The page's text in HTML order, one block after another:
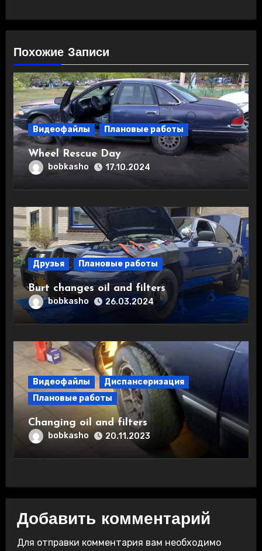
Похожие Записи
Видеофайлы Плановые работы
Wheel Rescue Day
bobkasho 17.10.2024
Друзья Плановые работы
Burt changes oil and filters
bobkasho 26.03.2024
Видеофайлы
Диспансеризация
Плановые работы
Changing oil and filters
bobkasho 20.11.2023
Добавить комментарий
Для отправки комментария вам необходимо